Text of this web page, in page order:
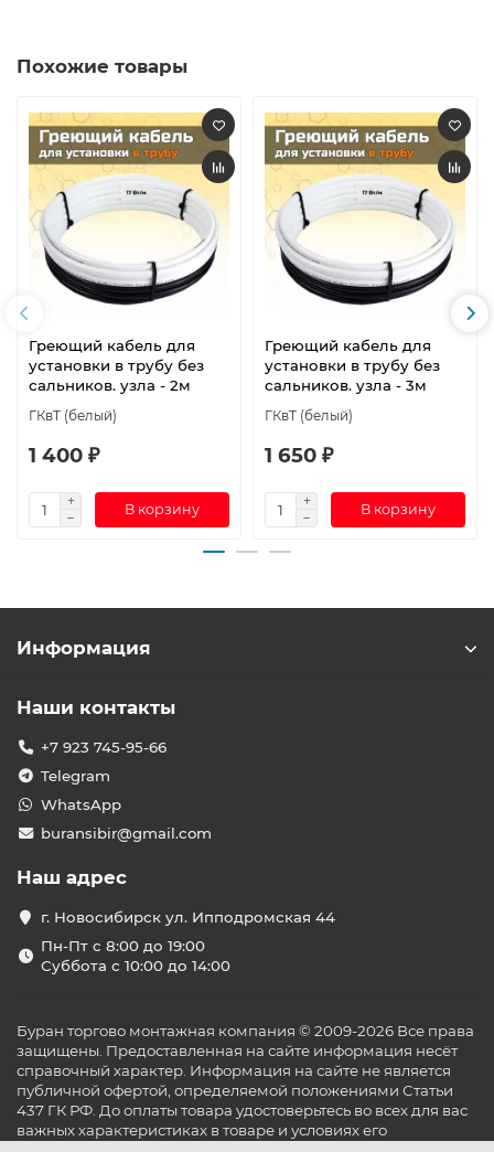
Похожие товары
Греющий кабель для
установки в трубу без
сальников. узла - 2м
ГКвТ (белый)
1 400 ₽
В корзину
Греющий кабель для
установки в трубу без
сальников. узла - 3м
ГКвТ (белый)
1 650 ₽
В корзину
Информация
Наши контакты
+7 923 745-95-66
Telegram
WhatsApp
buransibir@gmail.com
Наш адрес
г. Новосибирск ул. Ипподромская 44
Пн-Пт с 8:00 до 19:00
Суббота с 10:00 до 14:00
Буран торгово монтажная компания © 2009-2026 Все права
защищены. Предоставленная на сайте информация несёт
справочный характер. Информация на сайте не является
публичной офертой, определяемой положениями Статьи
437 ГК РФ. До оплаты товара удостоверьтесь во всех для вас
важных характеристиках в товаре и условиях его